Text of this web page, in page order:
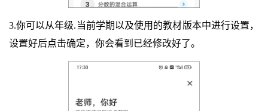
3.你可以从年级.当前学期以及使用的教材版本中进行设置，
设置好后点击确定，你会看到已经修改好了。